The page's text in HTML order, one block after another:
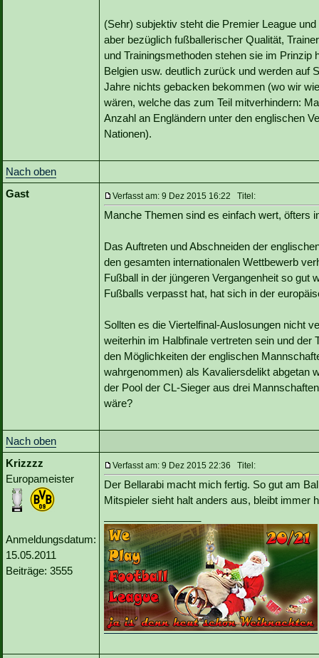
(Sehr) subjektiv steht die Premier League
aber bezüglich fußballerischer Qualität,
und Trainingsmethoden stehen sie im Prinzip
Belgien usw. deutlich zurück und werden auf
Jahre nichts gebacken bekommen (wo wir
wären, welche das zum Teil mitverhindern:
Anzahl an Engländern unter den englischen
Nationen).
Nach oben
Gast
Verfasst am: 9 Dez 2015 16:22 Titel:
Manche Themen sind es einfach wert, öfters
Das Auftreten und Abschneiden der
den gesamten internationalen Wettbewerb
Fußball in der jüngeren Vergangenheit so gut
Fußballs verpasst hat, hat sich in der
Sollten es die Viertelfinal-Auslosungen nicht
weiterhin im Halbfinale vertreten sein und
den Möglichkeiten der englischen
wahrgenommen) als Kavaliersdelikt abgetan
der Pool der CL-Sieger aus drei
wäre?
Nach oben
Krizzzz
Europameister
Anmeldungsdatum:
15.05.2011
Beiträge: 3555
Verfasst am: 9 Dez 2015 22:36 Titel:
Der Bellarabi macht mich fertig. So gut am
Mitspieler sieht halt anders aus, bleibt immer